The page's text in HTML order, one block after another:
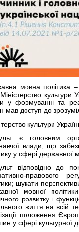
мовна політика
культури
у формуванні та
мав доступ до
культури
є головним
влади, що
у сфері державної
відповідно до
правового
шукати
мовної
розвитку і
життя на всій
положення
у сфері культурної